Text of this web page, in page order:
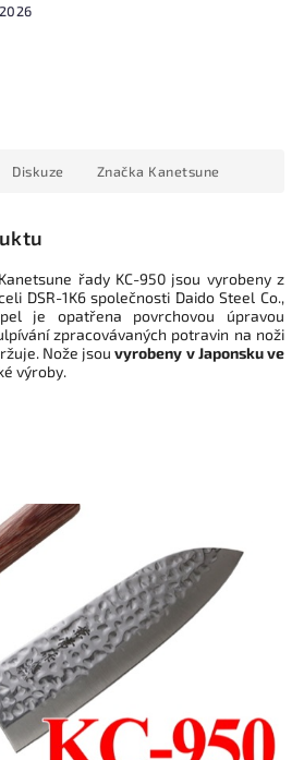
Diskuze Značka Kanetsune
řady KC-950 jsou vyrobeny z
DSR-1K6 společnosti Daido Steel Co.,
je opatřena povrchovou úpravou
zpracovávaných potravin na noži
Nože jsouvyrobeny v Japonsku ve
výroby.